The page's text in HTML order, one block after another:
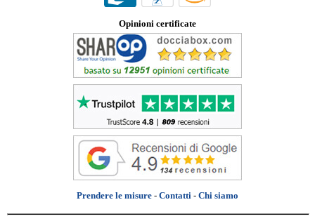
Opinioni certificate
Prendere le misure - Contatti - Chi siamo